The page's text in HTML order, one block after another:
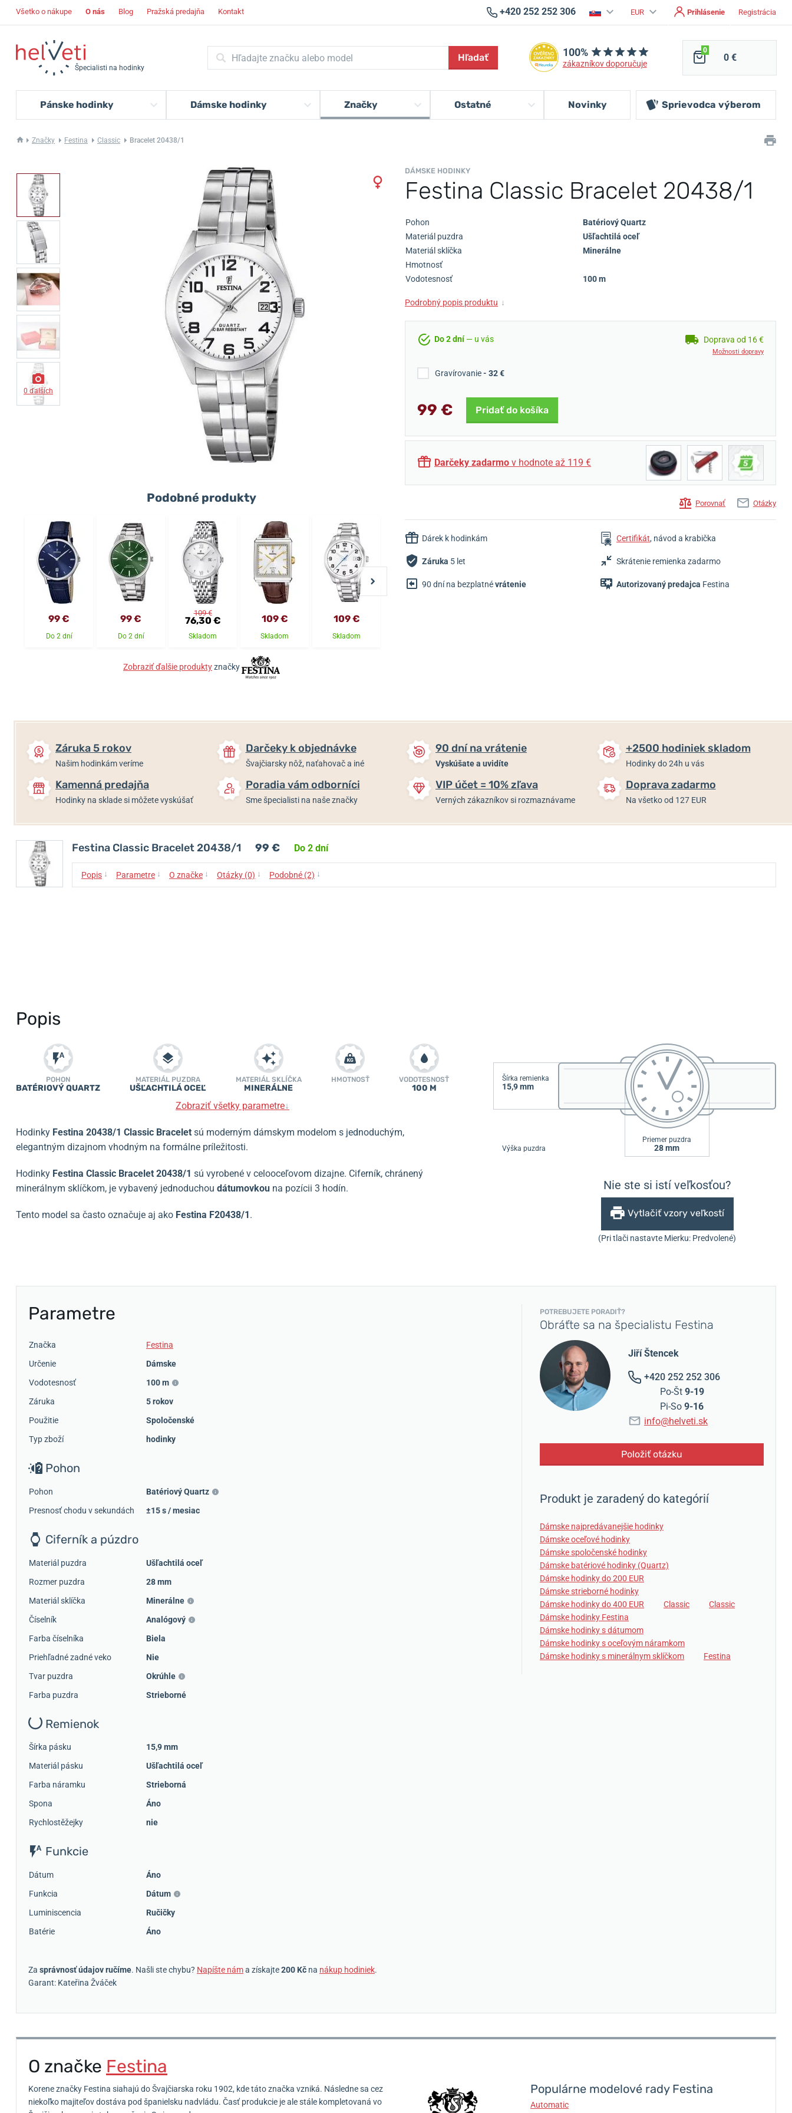
Všetko o nákupe O nás Blog Pražská predajňa Kontakt +420 252 252 306 EUR Prihlásenie Registrácia
Špecialisti na hodinky
Hľadať 100%
zákazníkov doporučuje
0
0 €
Pánske hodinky Dámske hodinky Značky Ostatné Novinky Sprievodca výberom
Značky Festina Classic Bracelet 20438/1
DÁMSKE HODINKY
Festina Classic Bracelet 20438/1
0 ďalších
Pohon
Batériový Quartz
Materiál puzdra
Ušľachtilá oceľ
Materiál sklíčka
Minerálne
Hmotnosť
Vodotesnosť
100 m
Podrobný popis produktu ↓
Do 2 dní— u vás Doprava od 16 €
Možnosti dopravy
Gravírovanie- 32 €
99 € Pridať do košíka
Darčeky zadarmo v hodnote až 119 €
Porovnať Otázky
Dárek k hodinkám Certifikát, návod a krabička
Záruka 5 let Skrátenie remienka zadarmo
90 dní na bezplatnévrátenie Autorizovaný predajca Festina
Podobné produkty
99 €
Do 2 dní
99 €
Do 2 dní
109 €
76,30 €
Skladom
109 €
Skladom
109 €
Skladom
Zobraziť ďalšie produktyznačky
Záruka 5 rokov
Našim hodinkám veríme
Darčeky k objednávke
Švajčiarsky nôž, naťahovač a iné
90 dní na vrátenie
Vyskúšate a uvidíte
+2500 hodiniek skladom
Hodinky do 24h u vás
Kamenná predajňa
Hodinky na sklade si môžete vyskúšať
Poradia vám odborníci
Sme špecialisti na naše značky
VIP účet = 10% zľava
Verných zákazníkov si rozmaznávame
Doprava zadarmo
Na všetko od 127 EUR
Festina Classic Bracelet 20438/1 99 € Do 2 dní
Popis ↓ Parametre ↓ O značke ↓ Otázky (0) ↓ Podobné (2) ↓
Popis
POHON
BATÉRIOVÝ QUARTZ
MATERIÁL PUZDRA
UŠĽACHTILÁ OCEĽ
MATERIÁL SKLÍČKA
MINERÁLNE
HMOTNOSŤ VODOTESNOSŤ
100 M
Zobraziť všetky parametre↓
Hodinky Festina 20438/1 Classic Bracelet sú moderným dámskym modelom s jednoduchým,
elegantným dizajnom vhodným na formálne príležitosti.
Hodinky Festina Classic Bracelet 20438/1 sú vyrobené v celooceľovom dizajne. Ciferník, chránený
minerálnym sklíčkom, je vybavený jednoduchou dátumovkou na pozícii 3 hodín.
Tento model sa často označuje aj ako Festina F20438/1.
Šírka remienka
15,9 mm
Výška puzdra
Priemer puzdra
28 mm
Nie ste si istí veľkosťou?
Vytlačiť vzory veľkostí
(Pri tlači nastavte Mierku: Predvolené)
Parametre
Značka
Festina
Určenie
Dámske
Vodotesnosť
100 m
Záruka
5 rokov
Použitie
Spoločenské
Typ zboží
hodinky
Pohon
Pohon
Batériový Quartz
Presnosť chodu v sekundách
±15 s / mesiac
Ciferník a púzdro
Materiál puzdra
Ušľachtilá oceľ
Rozmer puzdra
28 mm
Materiál sklíčka
Minerálne
Číselník
Analógový
Farba číselníka
Biela
Priehľadné zadné veko
Nie
Tvar puzdra
Okrúhle
Farba puzdra
Strieborné
Remienok
Šírka pásku
15,9 mm
Materiál pásku
Ušľachtilá oceľ
Farba náramku
Strieborná
Spona
Áno
Rychlostěžejky
nie
Funkcie
Dátum
Áno
Funkcia
Dátum
Luminiscencia
Ručičky
Batérie
Áno
Za správnosť údajov ručíme. Našli ste chybu? Napíšte náma získajte200 Kč na nákup hodiniek.
Garant: Kateřina Žváček
POTREBUJETE PORADIŤ?
Obráťte sa na špecialistu Festina
Jiří Štencek
+420 252 252 306
Po-Št 9-19
Pi-So 9-16
info@helveti.sk
Položiť otázku
Produkt je zaradený do kategórií
Dámske najpredávanejšie hodinky
Dámske oceľové hodinky
Dámske spoločenské hodinky
Dámske batériové hodinky (Quartz)
Dámske hodinky do 200 EUR
Dámske strieborné hodinky
Dámske hodinky do 400 EUR
Classic
Classic
Dámske hodinky Festina
Dámske hodinky s dátumom
Dámske hodinky s oceľovým náramkom
Dámske hodinky s minerálnym sklíčkom
Festina
O značke Festina
Korene značky Festina siahajú do Švajčiarska roku 1902, kde táto značka vzniká. Následne sa cez
niekoľko majiteľov dostáva pod španielsku nadvládu. Časť produkcie je ale stále kompletovaná vo
Populárne modelové rady Festina
Automatic